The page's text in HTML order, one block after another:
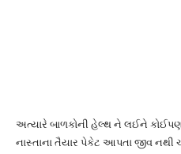
અત્યારે બાળકોની હેલ્થ ને લઈને
નાસ્તાના તૈયાર પેકેટ આપતા જીવ નથી